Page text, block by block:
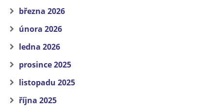
března 2026
února 2026
ledna 2026
prosince 2025
listopadu 2025
října 2025